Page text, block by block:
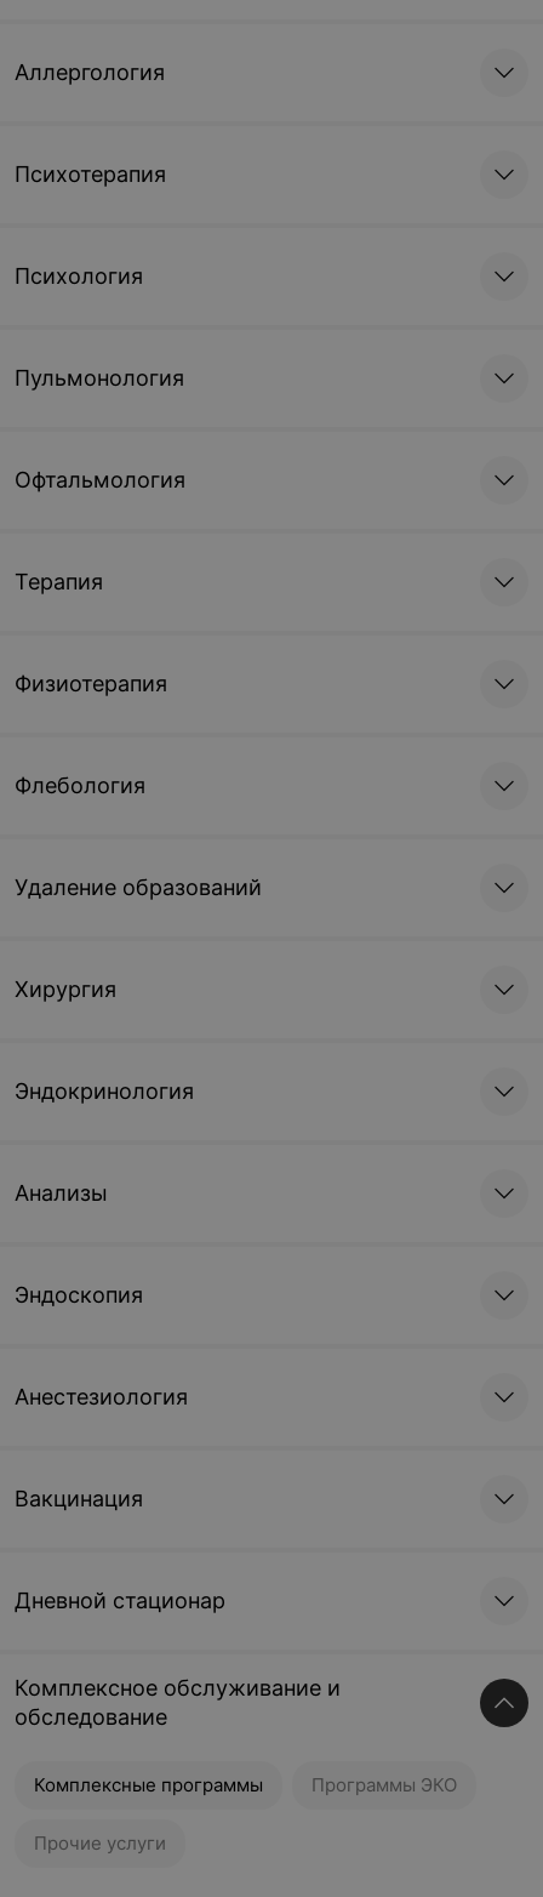
Аллергология
Психотерапия
Психология
Пульмонология
Офтальмология
Терапия
Физиотерапия
Флебология
Удаление образований
Хирургия
Эндокринология
Анализы
Эндоскопия
Анестезиология
Вакцинация
Дневной стационар
Комплексное обслуживание и
обследование
Комплексные программы Программы ЭКО
Прочие услуги